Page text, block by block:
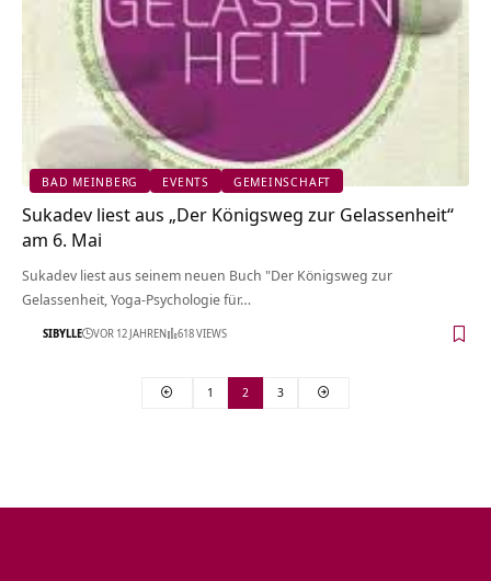
BAD MEINBERG EVENTS GEMEINSCHAFT
Sukadev liest aus „Der Königsweg zur Gelassenheit“
am 6. Mai
Sukadev liest aus seinem neuen Buch "Der Königsweg zur
Gelassenheit, Yoga-Psychologie für…
SIBYLLE VOR 12 JAHREN 618 VIEWS
1 2 3